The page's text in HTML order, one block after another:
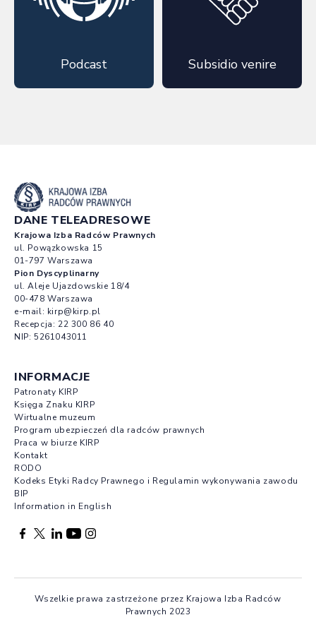
Podcast Subsidio venire
DANE TELEADRESOWE
Krajowa Izba Radców Prawnych
ul. Powązkowska 15
01-797 Warszawa
Pion Dyscyplinarny
ul. Aleje Ujazdowskie 18/4
00-478 Warszawa
e-mail: kirp@kirp.pl
Recepcja: 22 300 86 40
NIP: 5261043011
INFORMACJE
Patronaty KIRP
Księga Znaku KIRP
Wirtualne muzeum
Program ubezpieczeń dla radców prawnych
Praca w biurze KIRP
Kontakt
RODO
Kodeks Etyki Radcy Prawnego i Regulamin wykonywania zawodu
BIP
Information in English
Facebook otwierany w nowej karcie
Profil X otwierany w nowej karcie
Profil LinkedIn otwierany w nowej karcie
Profil YouTube otwierany w nowej karcie
Profil Instagram otwierany w nowej karcie
Wszelkie prawa zastrzeżone przez Krajowa Izba Radców
Prawnych 2023